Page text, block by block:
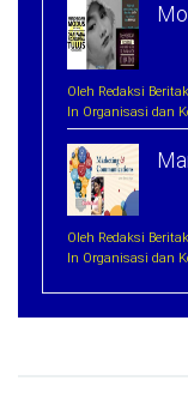
Oleh Redaksi
In Organisasi dan
Oleh Redaksi
In Organisasi dan